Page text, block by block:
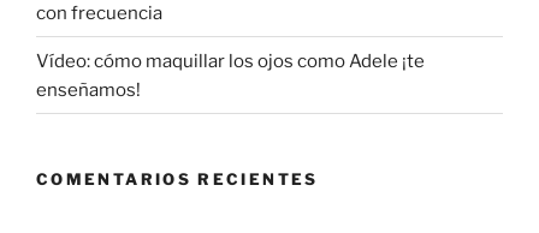
con frecuencia
Vídeo: cómo maquillar los ojos como Adele ¡te
enseñamos!
COMENTARIOS RECIENTES